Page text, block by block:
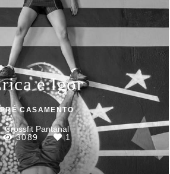
e Igor
PRÉ CASAMENTO
Crossfit Pantanal
3089
1